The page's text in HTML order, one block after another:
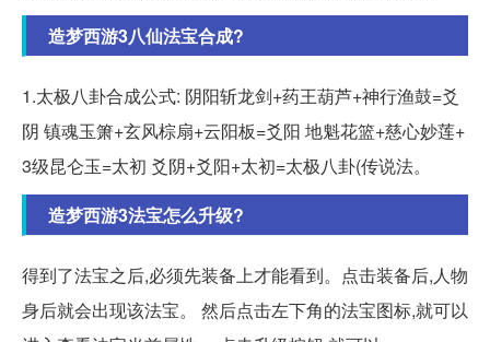
造梦西游3八仙法宝合成?
1.太极八卦合成公式: 阴阳斩龙剑+药王葫芦+神行渔鼓=爻
阴 镇魂玉箫+玄风棕扇+云阳板=爻阳 地魁花篮+慈心妙莲+
3级昆仑玉=太初 爻阴+爻阳+太初=太极八卦(传说法。
造梦西游3法宝怎么升级?
得到了法宝之后,必须先装备上才能看到。点击装备后,人物
身后就会出现该法宝。 然后点击左下角的法宝图标,就可以